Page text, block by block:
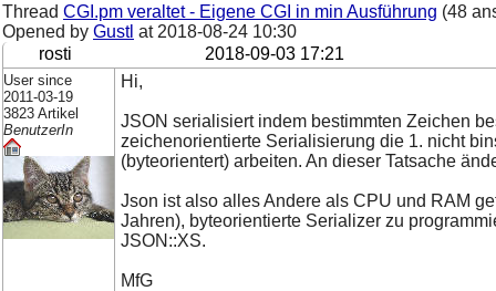
Thread CGI.pm veraltet - Eigene CGI in min Ausführung (48
Opened by Gustl at 2018-08-24 10:30
rosti
2018-09-03 17:21
User since
2011-03-19
3823 Artikel
BenutzerIn
Hi,
JSON serialisiert indem bestimmten Zeichen
zeichenorientierte Serialisierung die 1. nicht
(byteorientert) arbeiten. An dieser Tatsache
Json ist also alles Andere als CPU und RAM
Jahren), byteorientierte Serializer zu
JSON::XS.
MfG